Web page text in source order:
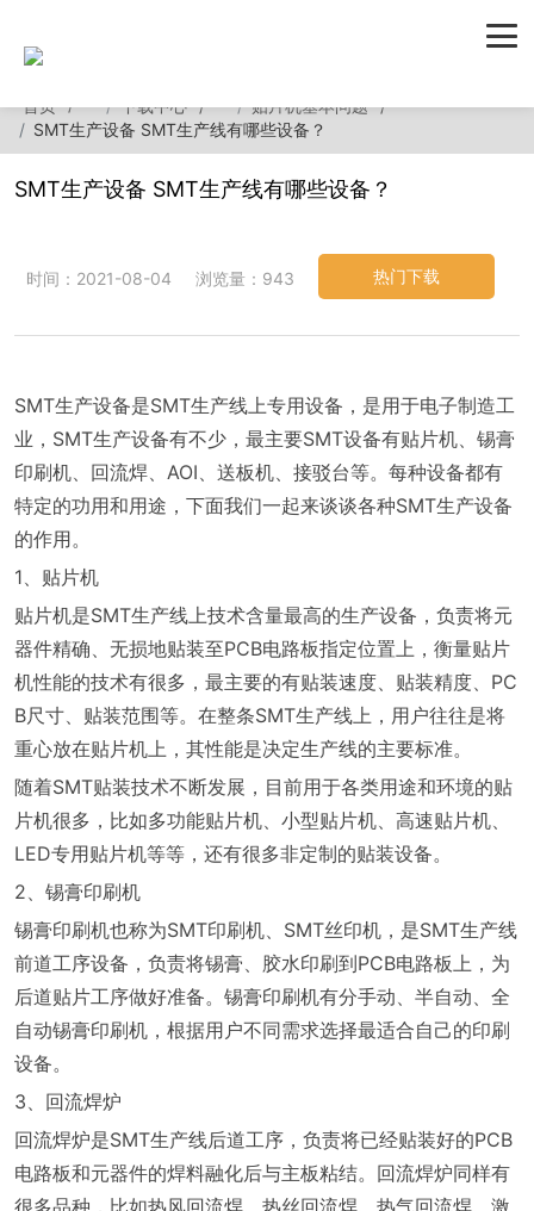
首页 下载中心
贴片机基本问题
SMT生产设备 SMT生产线有哪些设备？
SMT生产设备 SMT生产线有哪些设备？
时间：2021-08-04 浏览量：943 热门下载
SMT生产设备是SMT生产线上专用设备，是用于电子制造工
业，SMT生产设备有不少，最主要SMT设备有贴片机、锡膏
印刷机、回流焊、AOI、送板机、接驳台等。每种设备都有
特定的功用和用途，下面我们一起来谈谈各种SMT生产设备
的作用。
1、贴片机
贴片机是SMT生产线上技术含量最高的生产设备，负责将元
器件精确、无损地贴装至PCB电路板指定位置上，衡量贴片
机性能的技术有很多，最主要的有贴装速度、贴装精度、PC
B尺寸、贴装范围等。在整条SMT生产线上，用户往往是将
重心放在贴片机上，其性能是决定生产线的主要标准。
随着SMT贴装技术不断发展，目前用于各类用途和环境的贴
片机很多，比如多功能贴片机、小型贴片机、高速贴片机、
LED专用贴片机等等，还有很多非定制的贴装设备。
2、锡膏印刷机
锡膏印刷机也称为SMT印刷机、SMT丝印机，是SMT生产线
前道工序设备，负责将锡膏、胶水印刷到PCB电路板上，为
后道贴片工序做好准备。锡膏印刷机有分手动、半自动、全
自动锡膏印刷机，根据用户不同需求选择最适合自己的印刷
设备。
3、回流焊炉
回流焊炉是SMT生产线后道工序，负责将已经贴装好的PCB
电路板和元器件的焊料融化后与主板粘结。回流焊炉同样有
很多品种，比如热风回流焊、热丝回流焊、热气回流焊、激